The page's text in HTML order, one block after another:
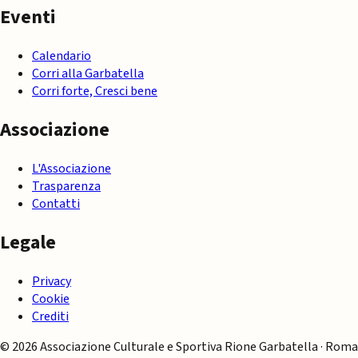
Eventi
Calendario
Corri alla Garbatella
Corri forte, Cresci bene
Associazione
L'Associazione
Trasparenza
Contatti
Legale
Privacy
Cookie
Crediti
© 2026 Associazione Culturale e Sportiva Rione Garbatella · Roma